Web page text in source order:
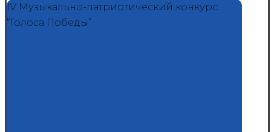
IV Музыкально-патриотический конкурс
“Голоса Победы”